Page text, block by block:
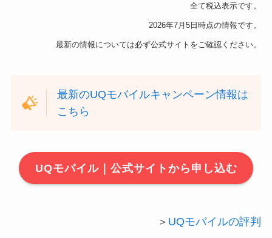
全て税込表示です。
2026年7月5日時点の情報です。
最新の情報については必ず公式サイトをご確認ください。
最新のUQモバイルキャンペーン情報は
こちら
UQモバイル｜公式サイトから申し込む
＞ UQモバイルの評判